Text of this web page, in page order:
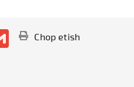
Gmail Chop etish